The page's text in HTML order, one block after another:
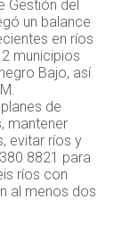
Gestión del
un balance
en ríos
municipios
Bajo, así
de
mantener
evitar ríos y
8821 para
ríos con
al menos dos